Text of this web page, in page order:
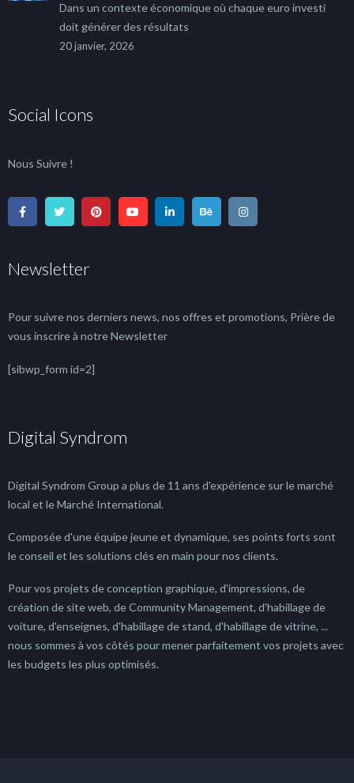
Dans un contexte économique où chaque euro investi
doit générer des résultats
20 janvier, 2026
Social Icons
Nous Suivre !
Newsletter
Pour suivre nos derniers news, nos offres et promotions, Prière de
vous inscrire à notre Newsletter
[sibwp_form id=2]
Digital Syndrom
Digital Syndrom Group a plus de 11 ans d'expérience sur le marché
local et le Marché International.
Composée d'une équipe jeune et dynamique, ses points forts sont
le conseil et les solutions clés en main pour nos clients.
Pour vos projets de conception graphique, d'impressions, de
création de site web, de Community Management, d'habillage de
voiture, d'enseignes, d'habillage de stand, d'habillage de vitrine, ...
nous sommes à vos côtés pour mener parfaitement vos projets avec
les budgets les plus optimisés.